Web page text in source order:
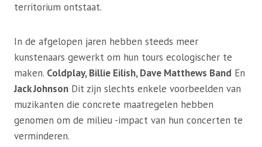
territorium ontstaat.
In de afgelopen jaren hebben steeds meer
kunstenaars gewerkt om hun tours ecologischer te
maken. Coldplay, Billie Eilish, Dave Matthews Band En
Jack Johnson Dit zijn slechts enkele voorbeelden van
muzikanten die concrete maatregelen hebben
genomen om de milieu -impact van hun concerten te
verminderen.